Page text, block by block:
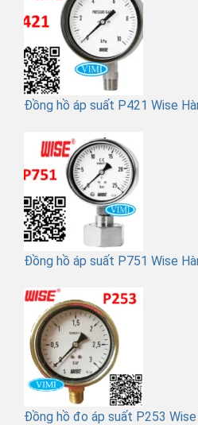
Đồng hồ áp suất P421 Wise
Đồng hồ áp suất P751 Wise
Đồng hồ đo áp suất P253 Wise